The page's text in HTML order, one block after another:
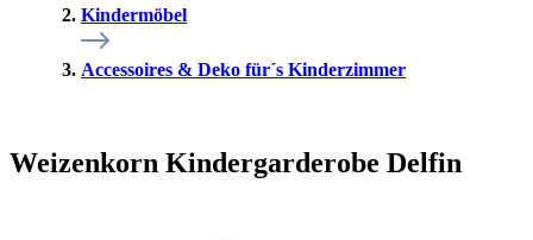
Kindermöbel
Accessoires & Deko für´s Kinderzimmer
Weizenkorn Kindergarderobe Delfin